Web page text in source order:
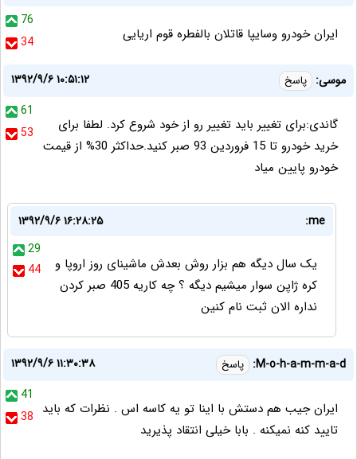
76
34
ایران خودرو وسایپا قاتلان بالفطره قوم اریایی
موسی: پاسخ
۱۳۹۲/۹/۶ ۱۰:۵۱:۱۲
61
53
گاندی:برای تغییر باید تغییر رو از خود شروع کرد. لطفا برای
خرید خودرو تا 15 فروردین 93 صبر کنید.حداکثر 30% از قیمت
خودرو پایین میاد
me:
۱۳۹۲/۹/۶ ۱۶:۲۸:۲۵
29
44
یک سال دیگه هم بزار روش بعدش ماشینای روز اروپا و
کره ژاپن سوار میشیم دیگه ؟ چه کاریه 405 صبر کردن
نداره الان ثبت نام کنین
M-o-h-a-m-m-a-d: پاسخ
۱۳۹۲/۹/۶ ۱۱:۳۰:۳۸
41
38 ایران جیب هم دستش با اینا تو یه کاسه اس . نظرات که باید
تایید کنه نمیکنه . بابا خیلی انتقاد پذیرید